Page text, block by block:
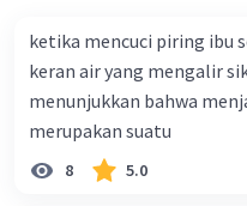
bersentuhan.
menyebabkan
bergerak lebih
Gaya pegas
oleh pegas
pegas
ketika mencuci piring ibu
keran air yang mengalir
menunjukkan bahwa
merupakan suatu
8 5.0